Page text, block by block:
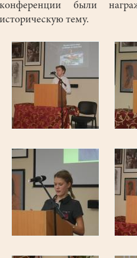
конференции были
историческую тему.